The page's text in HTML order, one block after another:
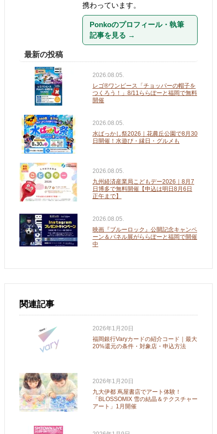
携わっています。
Ponkoのプロフィール・執筆
記事を見る →
最新の投稿
2026.08.05.
レゴ®ワンピース「チョッパーの帽子を
つくろう！」8/11ららぽーと福岡で無料
開催
2026.08.05.
水ばっかし祭2026｜花農丘公園で8月30
日開催！水遊び・縁日・グルメも
2026.08.05.
九州経済産業局こどもデー2026｜8月7
日博多で無料開催【申込は明日8月6日
正午まで】
2026.08.05.
映画『ブルーロック』公開記念キャンペ
ーン＆パネル展がららぽーと福岡で開催
中
関連記事
2026年1月20日
福岡銀行Varyカードの紹介コード｜最大
20%還元の条件・対象店・申込方法
2026年1月20日
九大伊都 蔦屋書店でアート体験！
「BLOSSOMIX 雪の結晶＆テクスチャー
アート」1月開催